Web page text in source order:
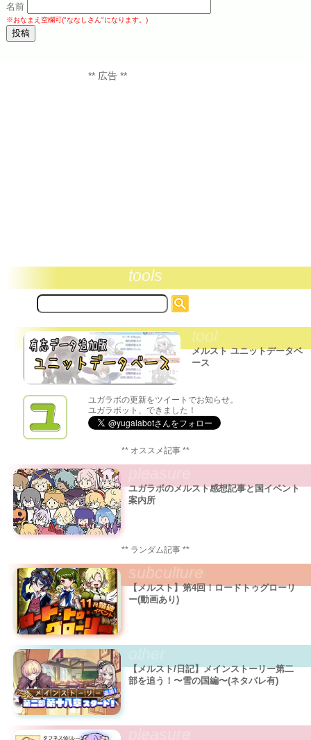
名前
※おなまえ空欄可("ななしさん"になります。)
** 広告 **
tools
サ
イ
内
検
索:
tool
メルスト ユニットデータベ
ース
ユガラボの更新をツイートでお知らせ。
ユガラボット、できました！
** オススメ記事 **
ユガラボのメルスト感想記事と国イベント
案内所
** ランダム記事 **
subculture
【メルスト】第4回！ロードトゥグローリ
ー(動画あり)
【メルスト/日記】メインストーリー第二
部を追う！〜雪の国編〜(ネタバレ有)